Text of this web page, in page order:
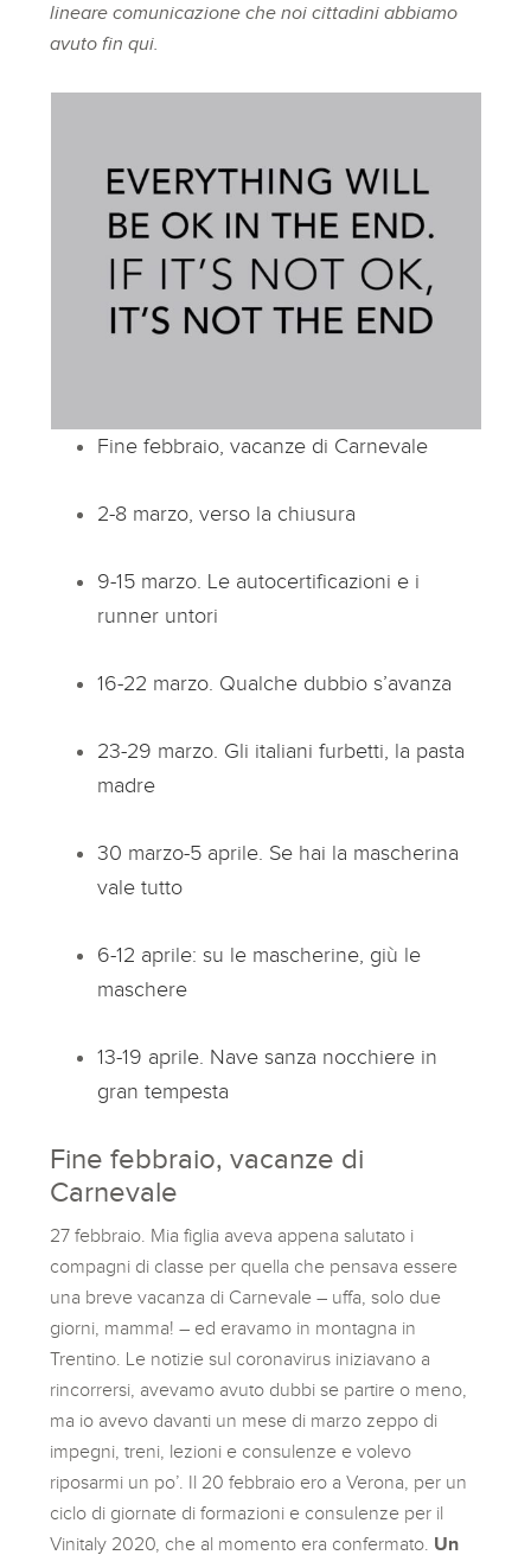
lineare comunicazione che noi cittadini abbiamo
avuto fin qui.
Fine febbraio, vacanze di Carnevale
2-8 marzo, verso la chiusura
9-15 marzo. Le autocertificazioni e i
runner untori
16-22 marzo. Qualche dubbio s’avanza
23-29 marzo. Gli italiani furbetti, la pasta
madre
30 marzo-5 aprile. Se hai la mascherina
vale tutto
6-12 aprile: su le mascherine, giù le
maschere
13-19 aprile. Nave sanza nocchiere in
gran tempesta
Fine febbraio, vacanze di
Carnevale
27 febbraio. Mia figlia aveva appena salutato i
compagni di classe per quella che pensava essere
una breve vacanza di Carnevale – uffa, solo due
giorni, mamma! – ed eravamo in montagna in
Trentino. Le notizie sul coronavirus iniziavano a
rincorrersi, avevamo avuto dubbi se partire o meno,
ma io avevo davanti un mese di marzo zeppo di
impegni, treni, lezioni e consulenze e volevo
riposarmi un po’. Il 20 febbraio ero a Verona, per un
ciclo di giornate di formazioni e consulenze per il
Vinitaly 2020, che al momento era confermato. Un